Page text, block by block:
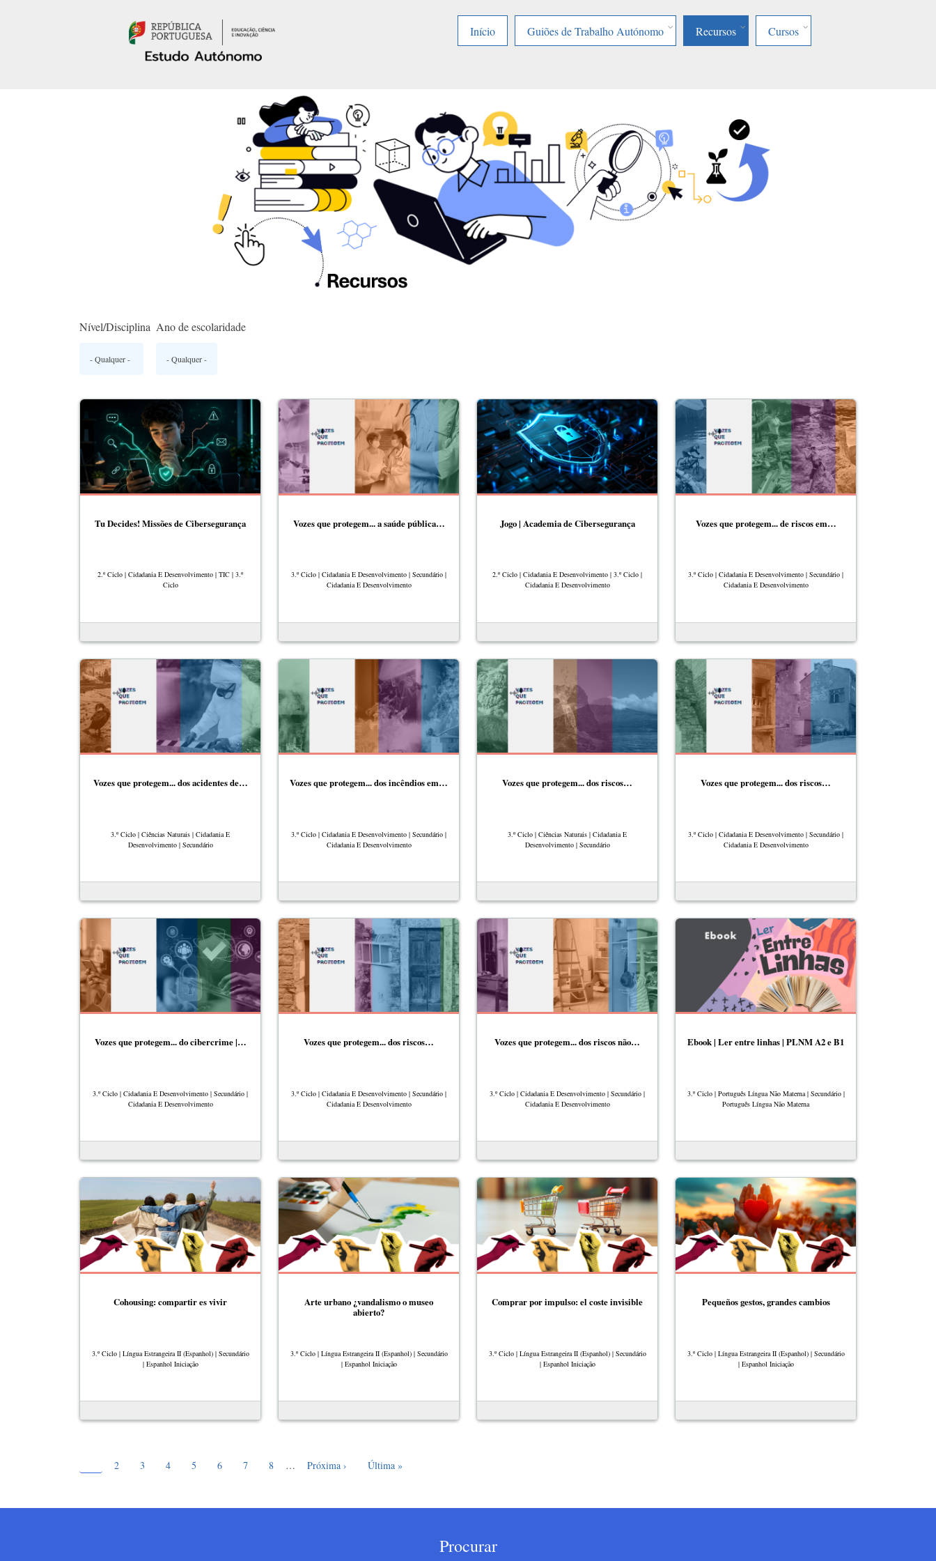
Início
Guiões de Trabalho Autónomo Recursos Cursos
Nível/Disciplina Ano de escolaridade
Tu Decides! Missões de Cibersegurança
2.º Ciclo | Cidadania E Desenvolvimento | TIC | 3.º
Ciclo
Vozes que protegem... a saúde pública…
3.º Ciclo | Cidadania E Desenvolvimento | Secundário |
Cidadania E Desenvolvimento
Jogo | Academia de Cibersegurança
2.º Ciclo | Cidadania E Desenvolvimento | 3.º Ciclo |
Cidadania E Desenvolvimento
Vozes que protegem... de riscos em…
3.º Ciclo | Cidadania E Desenvolvimento | Secundário |
Cidadania E Desenvolvimento
Vozes que protegem... dos acidentes de…
3.º Ciclo | Ciências Naturais | Cidadania E
Desenvolvimento | Secundário
Vozes que protegem... dos incêndios em…
3.º Ciclo | Cidadania E Desenvolvimento | Secundário |
Cidadania E Desenvolvimento
Vozes que protegem... dos riscos…
3.º Ciclo | Ciências Naturais | Cidadania E
Desenvolvimento | Secundário
Vozes que protegem... dos riscos…
3.º Ciclo | Cidadania E Desenvolvimento | Secundário |
Cidadania E Desenvolvimento
Vozes que protegem... do cibercrime |…
3.º Ciclo | Cidadania E Desenvolvimento | Secundário |
Cidadania E Desenvolvimento
Vozes que protegem... dos riscos…
3.º Ciclo | Cidadania E Desenvolvimento | Secundário |
Cidadania E Desenvolvimento
Vozes que protegem... dos riscos não…
3.º Ciclo | Cidadania E Desenvolvimento | Secundário |
Cidadania E Desenvolvimento
Ebook | Ler entre linhas | PLNM A2 e B1
3.º Ciclo | Português Língua Não Materna | Secundário |
Português Língua Não Materna
Cohousing: compartir es vivir
3.º Ciclo | Língua Estrangeira II (Espanhol) | Secundário
| Espanhol Iniciação
Arte urbano ¿vandalismo o museo
abierto?
3.º Ciclo | Língua Estrangeira II (Espanhol) | Secundário
| Espanhol Iniciação
Comprar por impulso: el coste invisible
3.º Ciclo | Língua Estrangeira II (Espanhol) | Secundário
| Espanhol Iniciação
Pequeños gestos, grandes cambios
3.º Ciclo | Língua Estrangeira II (Espanhol) | Secundário
| Espanhol Iniciação
Page
2 Page
3 Page
4 Page
5 Page
6 Page
7 Page
8 … Próxima página
Próxima › Última página
Última »
Procurar